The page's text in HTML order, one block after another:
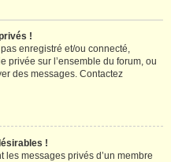
!
pas enregistré et/ou connecté,
privée sur l’ensemble du forum, ou
des messages. Contactez
!
messages privés d’un membre